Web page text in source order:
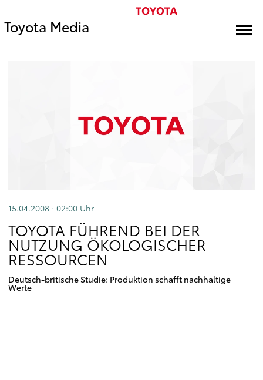
Toyota Media
15.04.2008 · 02:00 Uhr
TOYOTA FÜHREND BEI DER
NUTZUNG ÖKOLOGISCHER
RESSOURCEN
Deutsch-britische Studie: Produktion schafft nachhaltige
Werte